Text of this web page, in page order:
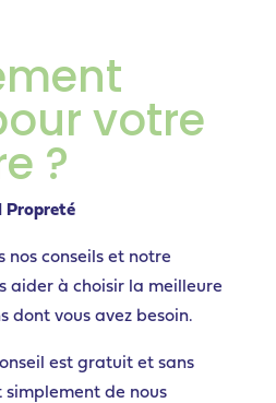
votre
?
Propreté
nos conseils et notre
aider à choisir la meilleure
dont vous avez besoin.
est gratuit et sans
de nous